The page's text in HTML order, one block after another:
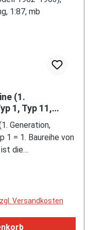
Sitze
x 15 ET 43 mit
9140545) und
(Teilenummer
R 15 88 V),
(1.
1, Typ 11,
mb
Generation,
1 = 1. Baureihe von
die
genannt),
der Motorhaube,
Versandkosten